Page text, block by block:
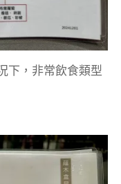
下，非常飲食類型